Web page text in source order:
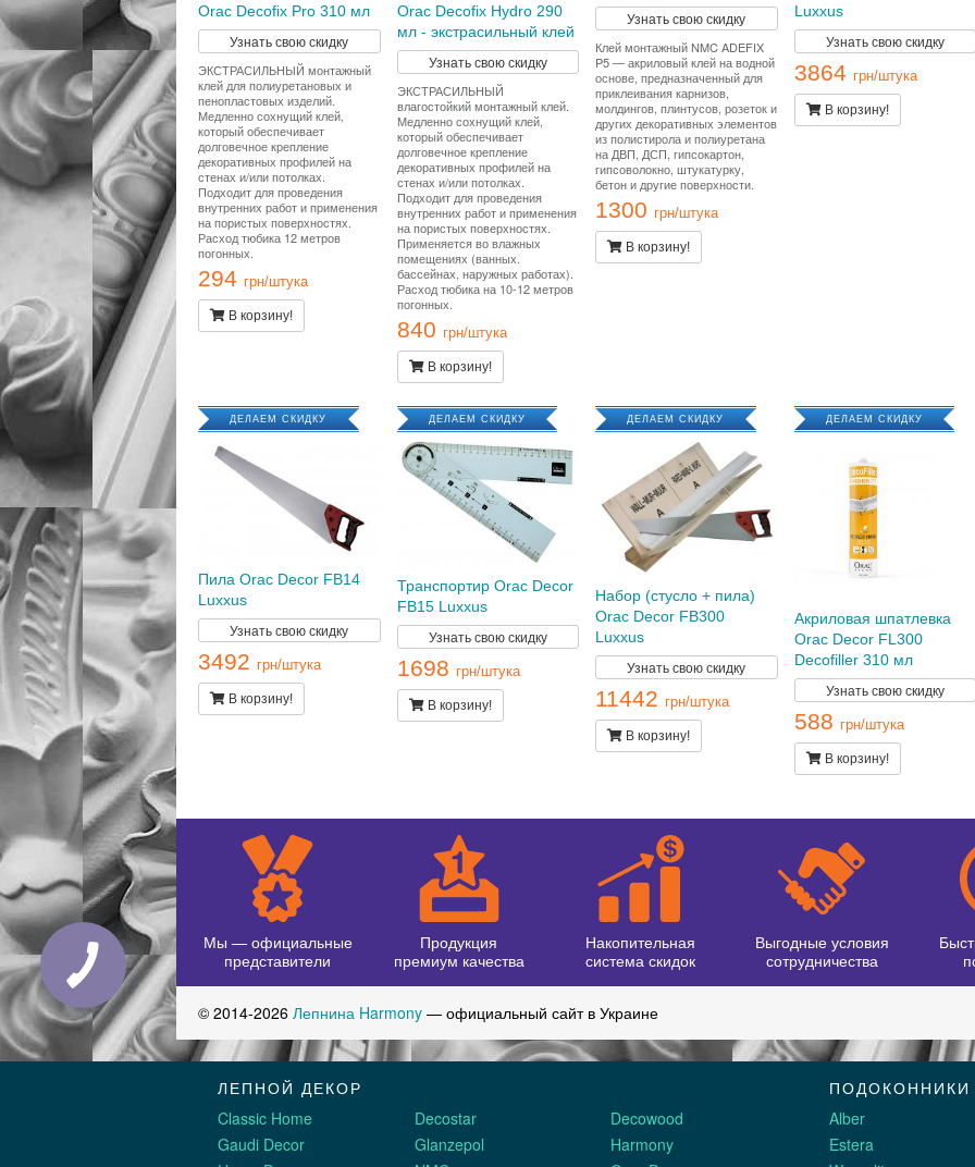
Orac Decofix Pro 310 мл
Узнать свою скидку
ЭКСТРАСИЛЬНЫЙ монтажный
клей для полиуретановых и
пенопластовых изделий.
Медленно сохнущий клей,
который обеспечивает
долговечное крепление
декоративных профилей на
стенах и/или потолках.
Подходит для проведения
внутренних работ и применения
на пористых поверхностях.
Расход тюбика 12 метров
погонных.
294 грн/штука
В корзину!
Orac Decofix Hydro 290
мл - экстрасильный клей
Узнать свою скидку
ЭКСТРАСИЛЬНЫЙ
влагостойкий монтажный клей.
Медленно сохнущий клей,
который обеспечивает
долговечное крепление
декоративных профилей на
стенах и/или потолках.
Подходит для проведения
внутренних работ и применения
на пористых поверхностях.
Применяется во влажных
помещениях (ванных.
бассейнах, наружных работах).
Расход тюбика на 10-12 метров
погонных.
840 грн/штука
В корзину!
Узнать свою скидку
Клей монтажный NMC ADEFIX
P5 — акриловый клей на водной
основе, предназначенный для
приклеивания карнизов,
молдингов, плинтусов, розеток и
других декоративных элементов
из полистирола и полиуретана
на ДВП, ДСП, гипсокартон,
гипсоволокно, штукатурку,
бетон и другие поверхности.
1300 грн/штука
В корзину!
Luxxus
Узнать свою скидку
3864 грн/штука
В корзину!
ДЕЛАЕМ СКИДКУ
Пила Orac Decor FB14
Luxxus
Узнать свою скидку
3492 грн/штука
В корзину!
ДЕЛАЕМ СКИДКУ
Транспортир Orac Decor
FB15 Luxxus
Узнать свою скидку
1698 грн/штука
В корзину!
ДЕЛАЕМ СКИДКУ
Набор (стусло + пила)
Orac Decor FB300
Luxxus
Узнать свою скидку
11442 грн/штука
В корзину!
ДЕЛАЕМ СКИДКУ
Акриловая шпатлевка
Orac Decor FL300
Decofiller 310 мл
Узнать свою скидку
588 грн/штука
В корзину!
Мы — официальные
представители
Продукция
премиум качества
Накопительная
система скидок
Выгодные условия
сотрудничества
© 2014-2026 Лепнина Harmony — официальный сайт в Украине
ЛЕПНОЙ ДЕКОР
Classic Home
Decostar
Decowood
Gaudi Decor
Glanzepol
Harmony
ПОДОКОННИКИ
Alber
Estera